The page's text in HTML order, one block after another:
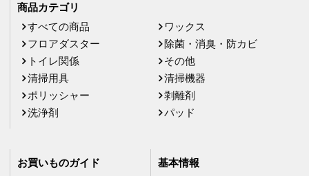
商品カテゴリ
すべての商品
ワックス
フロアダスター
除菌・消臭・防カビ
トイレ関係
その他
清掃用具
清掃機器
ポリッシャー
剥離剤
洗浄剤
パッド
お買いものガイド
基本情報